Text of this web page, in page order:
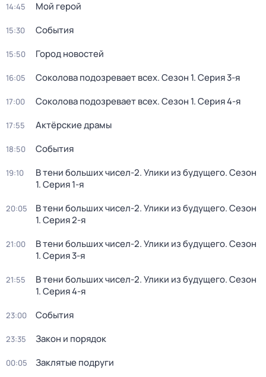
14:45 Мой герой
15:30 События
15:50 Город новостей
16:05 Соколова подозревает всех. Сезон 1. Серия 3-я
17:00 Соколова подозревает всех. Сезон 1. Серия 4-я
17:55 Актёрские драмы
18:50 События
19:10 В тени больших чисел-2. Улики из будущего. Сезон
1. Серия 1-я
20:05 В тени больших чисел-2. Улики из будущего. Сезон
1. Серия 2-я
21:00 В тени больших чисел-2. Улики из будущего. Сезон
1. Серия 3-я
21:55 В тени больших чисел-2. Улики из будущего. Сезон
1. Серия 4-я
23:00 События
23:35 Закон и порядок
00:05 Заклятые подруги